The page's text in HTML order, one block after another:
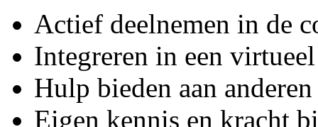
Actief deelnemen in de
Integreren in een
Hulp bieden aan
Eigen kennis en kracht